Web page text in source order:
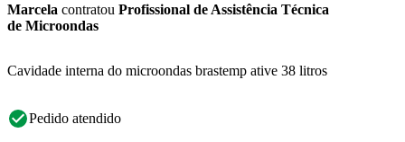
Marcela contratou Profissional de Assistência Técnica
de Microondas
Cavidade interna do microondas brastemp ative 38 litros
Pedido atendido